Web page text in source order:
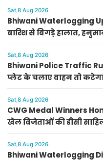
Sat,8 Aug 2026
Bhiwani Waterlogging
बारिश से बिगड़े हालात,
2 फीट पानी
Sat,8 Aug 2026
Bhiwani Police Traffic
प्लेट के चलाए वाहन तो
निर्देश
Sat,8 Aug 2026
CWG Medal Winners
खेल विजेताओं की डीसी
और प्रीति को दिया प्रीति भोज
Sat,8 Aug 2026
Bhiwani Waterlogging